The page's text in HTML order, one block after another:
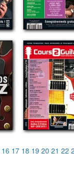
16 17 18 19 20 21 22